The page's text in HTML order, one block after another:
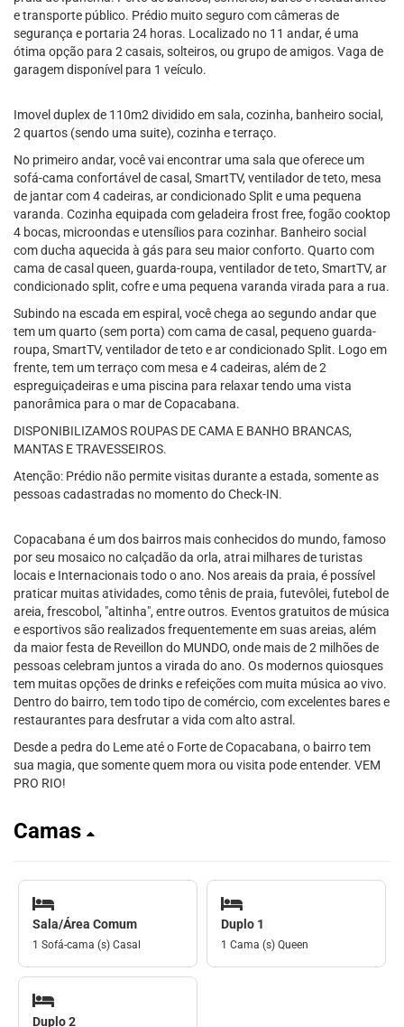
e transporte público. Prédio muito seguro com câmeras de
segurança e portaria 24 horas. Localizado no 11 andar, é uma
ótima opção para 2 casais, solteiros, ou grupo de amigos. Vaga de
garagem disponível para 1 veículo.
Imovel duplex de 110m2 dividido em sala, cozinha, banheiro social,
2 quartos (sendo uma suite), cozinha e terraço.
No primeiro andar, você vai encontrar uma sala que oferece um
sofá-cama confortável de casal, SmartTV, ventilador de teto, mesa
de jantar com 4 cadeiras, ar condicionado Split e uma pequena
varanda. Cozinha equipada com geladeira frost free, fogão cooktop
4 bocas, microondas e utensílios para cozinhar. Banheiro social
com ducha aquecida à gás para seu maior conforto. Quarto com
cama de casal queen, guarda-roupa, ventilador de teto, SmartTV, ar
condicionado split, cofre e uma pequena varanda virada para a rua.
Subindo na escada em espiral, você chega ao segundo andar que
tem um quarto (sem porta) com cama de casal, pequeno guarda-
roupa, SmartTV, ventilador de teto e ar condicionado Split. Logo em
frente, tem um terraço com mesa e 4 cadeiras, além de 2
espreguiçadeiras e uma piscina para relaxar tendo uma vista
panorâmica para o mar de Copacabana.
DISPONIBILIZAMOS ROUPAS DE CAMA E BANHO BRANCAS,
MANTAS E TRAVESSEIROS.
Atenção: Prédio não permite visitas durante a estada, somente as
pessoas cadastradas no momento do Check-IN.
Copacabana é um dos bairros mais conhecidos do mundo, famoso
por seu mosaico no calçadão da orla, atrai milhares de turistas
locais e Internacionais todo o ano. Nos areais da praia, é possível
praticar muitas atividades, como tênis de praia, futevôlei, futebol de
areia, frescobol, "altinha", entre outros. Eventos gratuitos de música
e esportivos são realizados frequentemente em suas areias, além
da maior festa de Reveillon do MUNDO, onde mais de 2 milhões de
pessoas celebram juntos a virada do ano. Os modernos quiosques
tem muitas opções de drinks e refeições com muita música ao vivo.
Dentro do bairro, tem todo tipo de comércio, com excelentes bares e
restaurantes para desfrutar a vida com alto astral.
Desde a pedra do Leme até o Forte de Copacabana, o bairro tem
sua magia, que somente quem mora ou visita pode entender. VEM
PRO RIO!
Camas
Sala/Área Comum
1 Sofá-cama (s) Casal
Duplo 1
1 Cama (s) Queen
Duplo 2